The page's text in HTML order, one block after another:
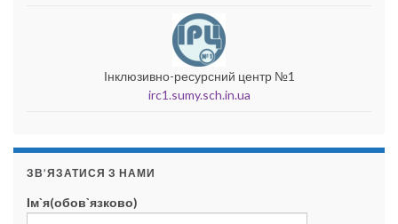
Інклюзивно-ресурсний центр №1
irc1.sumy.sch.in.ua
ЗВ’ЯЗАТИСЯ З НАМИ
Ім`я(обов`язково)